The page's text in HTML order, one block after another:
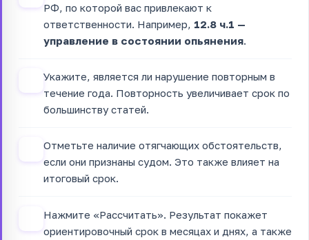
РФ, по которой вас привлекают к
ответственности. Например, 12.8 ч.1 —
управление в состоянии опьянения.
Укажите, является ли нарушение повторным в
течение года. Повторность увеличивает срок по
большинству статей.
Отметьте наличие отягчающих обстоятельств,
если они признаны судом. Это также влияет на
итоговый срок.
Нажмите «Рассчитать». Результат покажет
ориентировочный срок в месяцах и днях, а также